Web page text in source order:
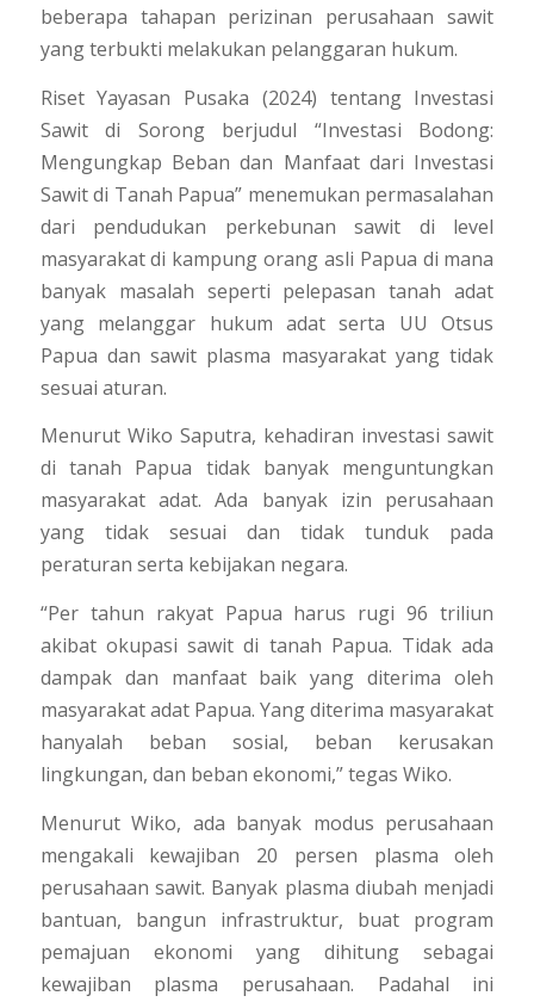
beberapa tahapan perizinan perusahaan sawit
yang terbukti melakukan pelanggaran hukum.
Riset Yayasan Pusaka (2024) tentang Investasi
Sawit di Sorong berjudul “Investasi Bodong:
Mengungkap Beban dan Manfaat dari Investasi
Sawit di Tanah Papua” menemukan permasalahan
dari pendudukan perkebunan sawit di level
masyarakat di kampung orang asli Papua di mana
banyak masalah seperti pelepasan tanah adat
yang melanggar hukum adat serta UU Otsus
Papua dan sawit plasma masyarakat yang tidak
sesuai aturan.
Menurut Wiko Saputra, kehadiran investasi sawit
di tanah Papua tidak banyak menguntungkan
masyarakat adat. Ada banyak izin perusahaan
yang tidak sesuai dan tidak tunduk pada
peraturan serta kebijakan negara.
“Per tahun rakyat Papua harus rugi 96 triliun
akibat okupasi sawit di tanah Papua. Tidak ada
dampak dan manfaat baik yang diterima oleh
masyarakat adat Papua. Yang diterima masyarakat
hanyalah beban sosial, beban kerusakan
lingkungan, dan beban ekonomi,”tegas Wiko.
Menurut Wiko, ada banyak modus perusahaan
mengakali kewajiban 20 persen plasma oleh
perusahaan sawit. Banyak plasma diubah menjadi
bantuan, bangun infrastruktur, buat program
pemajuan ekonomi yang dihitung sebagai
kewajiban plasma perusahaan. Padahal ini